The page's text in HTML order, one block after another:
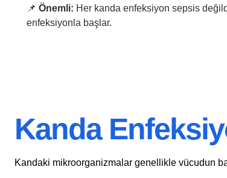
📌 Önemli: Her kanda enfeksiyon sepsis
enfeksiyonla başlar.
Kanda
Kandaki mikroorganizmalar genellikle vücudun